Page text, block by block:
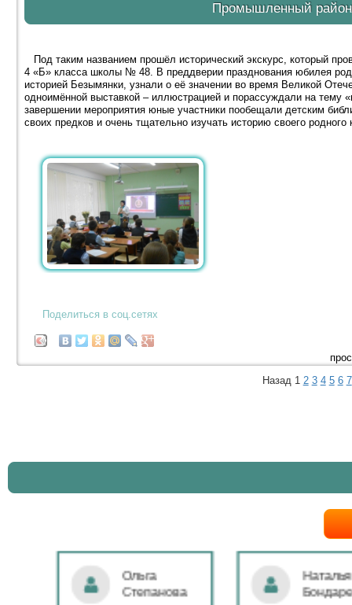
Промышленный
Под таким названием прошёл исторический экскурс, который
4 «Б» класса школы № 48. В преддверии празднования юбилея
историей Безымянки, узнали о её значении во время Великой
одноимённой выставкой – иллюстрацией и порассуждали на тему
завершении мероприятия юные участники пообещали детским
своих предков и очень тщательно изучать историю своего родного
Поделиться в соц.сетях
Назад 1 2 3 4 5 6 7
Ольга
Степанова
Наталья